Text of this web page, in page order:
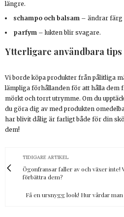
längre.
schampo och balsam – ändrar färg
parfym – lukten blir svagare.
Ytterligare användbara tips
Vi borde köpa produkter från pålitliga
lämpliga förhållanden för att hålla dem
mörkt och torrt utrymme. Om du
du göra dig av med produkten
har blivit dålig är farligt både för din
dem!
TIDIGARE ARTIKEL
Ögonfransar faller av och växer inte!
förbättra dem?
Få en ursnygg look! Hur vårdar